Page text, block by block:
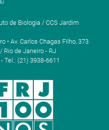
de Biologia / CCS Jardim
• Av. Carlos Chagas Filho, 373
Rio de Janeiro - RJ
Tel.: (21) 3938-6611